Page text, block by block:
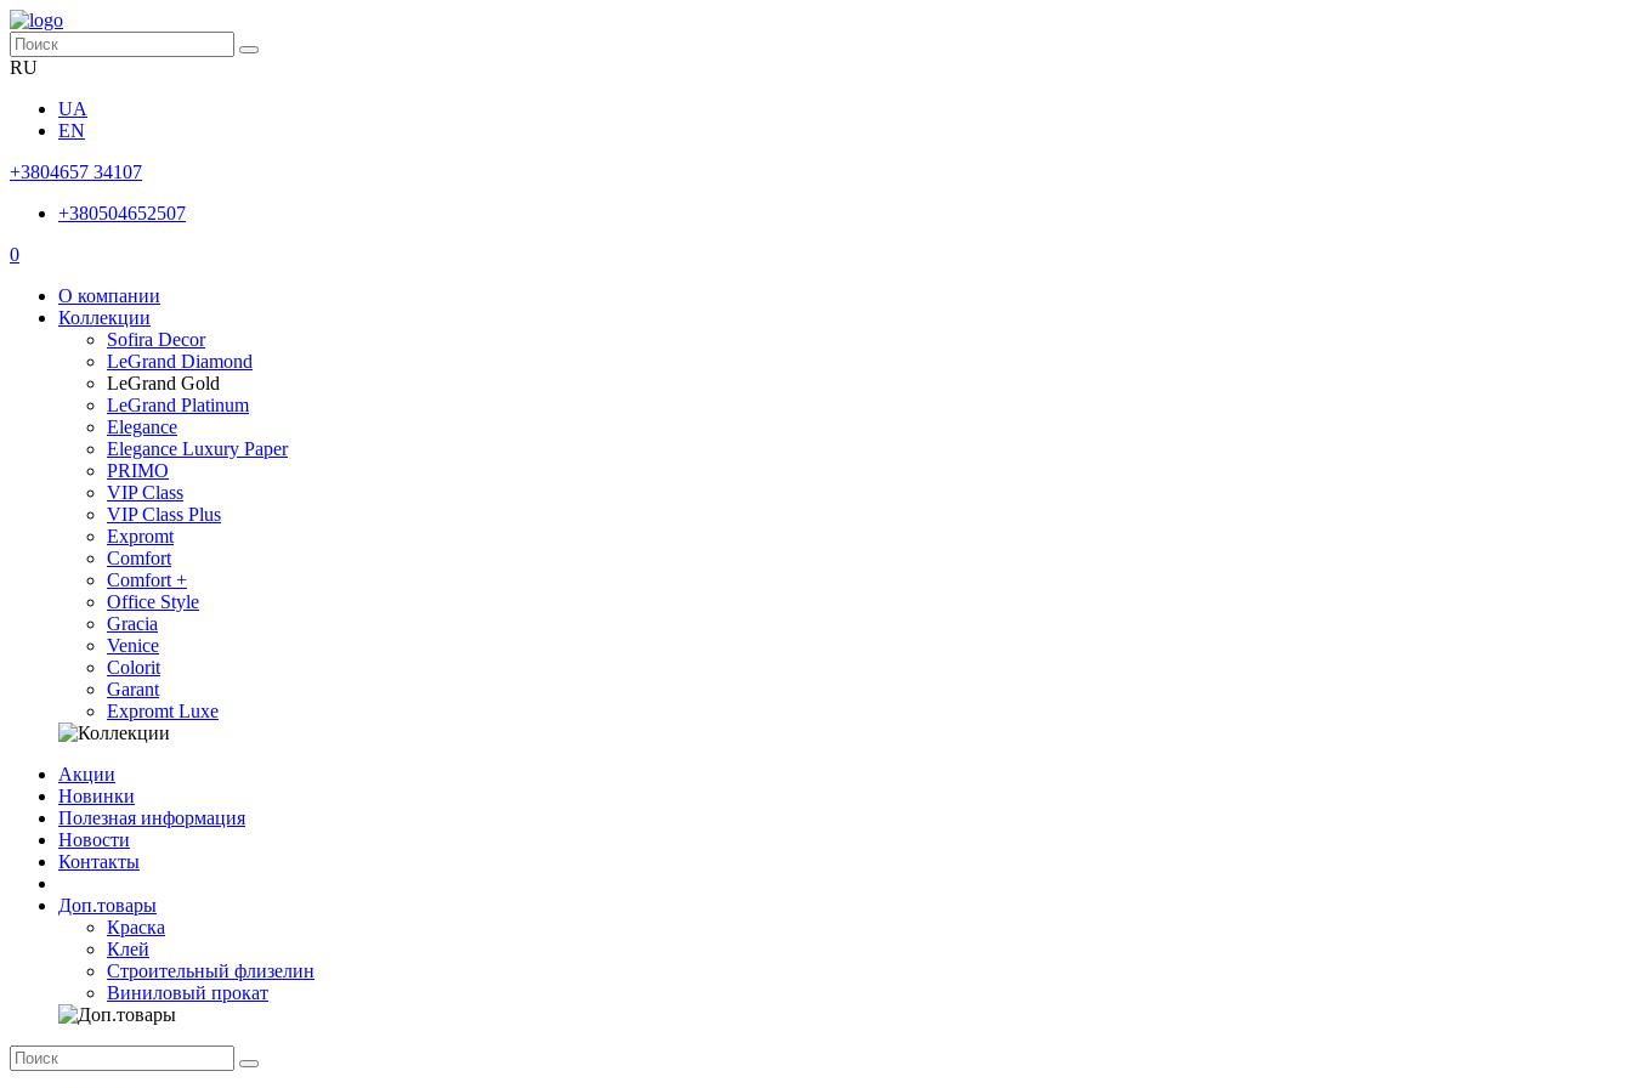
RU
UA
EN
+3804657 34107
+380504652507
0
О компании
Коллекции
Sofira Decor
LeGrand Diamond
LeGrand Gold
LeGrand Platinum
Elegance
Elegance Luxury Paper
PRIMO
VIP Class
VIP Class Plus
Expromt
Comfort
Comfort +
Office Style
Gracia
Venice
Colorit
Garant
Expromt Luxe
Акции
Новинки
Полезная информация
Новости
Контакты
Доп.товары
Краска
Клей
Строительный флизелин
Виниловый прокат